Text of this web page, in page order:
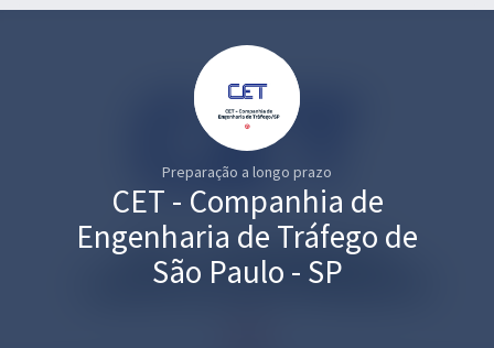
Graduação
Preparação a longo prazo
CET - Companhia de
Engenharia de Tráfego de
São Paulo - SP